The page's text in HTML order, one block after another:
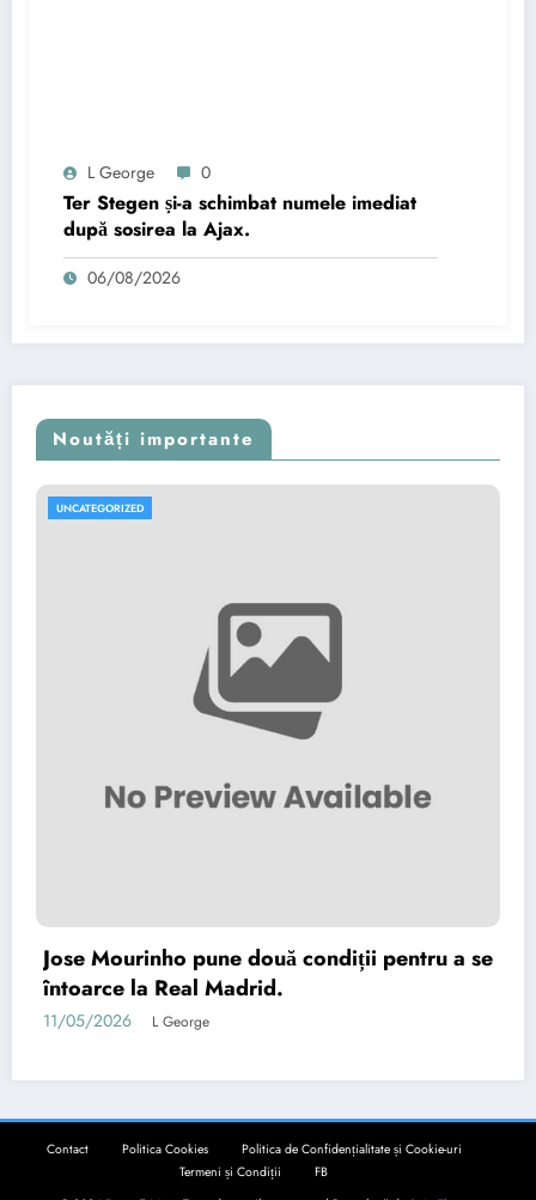
L George 0
Ter Stegen și-a schimbat numele imediat
după sosirea la Ajax.
06/08/2026
Noutăți importante
UNCATEGORIZED
Jose Mourinho pune două condiții pentru a se
întoarce la Real Madrid.
11/05/2026 L George
Contact Politica Cookies
Politica de Confidențialitate și Cookie-uri
Termeni și Condiții
FB